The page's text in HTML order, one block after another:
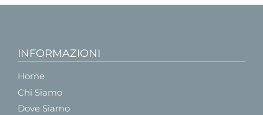
INFORMAZIONI
Home
Chi Siamo
Dove Siamo